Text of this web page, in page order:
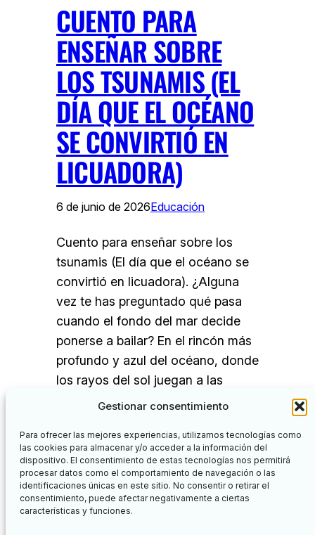
Gestionar consentimiento
Para ofrecer las mejores experiencias, utilizamos tecnologías como
las cookies para almacenar y/o acceder a la información del
dispositivo. El consentimiento de estas tecnologías nos permitirá
procesar datos como el comportamiento de navegación o las
identificaciones únicas en este sitio. No consentir o retirar el
consentimiento, puede afectar negativamente a ciertas
características y funciones.
CUENTO PARA
ENSEÑAR SOBRE
LOS TSUNAMIS (EL
DÍA QUE EL OCÉANO
SE CONVIRTIÓ EN
LICUADORA)
6 de junio de 2026Educación
Cuento para enseñar sobre los
tsunamis (El día que el océano se
convirtió en licuadora). ¿Alguna
vez te has preguntado qué pasa
cuando el fondo del mar decide
ponerse a bailar? En el rincón más
profundo y azul del océano, donde
los rayos del sol juegan a las
escondidas con los corales, existe
Facebook
Twitter